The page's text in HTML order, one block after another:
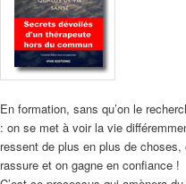
En formation, sans qu’on le
: on se met à voir la vie
ressent de plus en plus de
rassure et on gagne en confiance !